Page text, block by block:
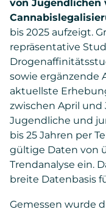
von Jugendlichen
bis 2025 aufzeigt.
repräsentative
sowie ergänzende
aktuellste
zwischen April und
Jugendliche und
bis 25 Jahren per
gültige Daten von
Trendanalyse ein.
breite Datenbasis
Gemessen wurde